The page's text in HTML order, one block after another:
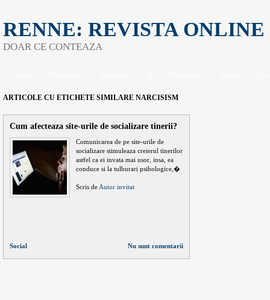
RENNE: REVISTA ONLINE
DOAR CE CONTEAZA
ARTICOLE CU ETICHETE SIMILARE NARCISISM
Cum afecteaza site-urile de socializare tinerii?
Comunicarea de pe site-urile de
socializare stimuleaza creierul tinerilor
astfel ca ei invata mai usor, insa, ea
conduce si la tulburari psihologice,�
Scris de Autor invitat
Social Nu sunt comentarii